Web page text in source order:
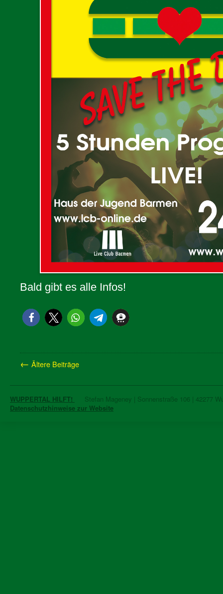
Bald gibt es alle Infos!
← Ältere Beiträge
WUPPERTAL HILFT!
Stefan Mageney | Sonnenstraße 106 | 42277
Datenschutzhinweise zur Website